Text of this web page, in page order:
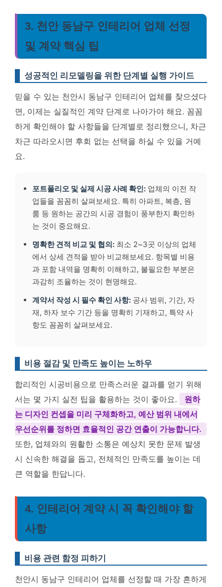
3. 천안 동남구 인테리어 업체 선정
및 계약 핵심 팁
성공적인 리모델링을 위한 단계별 실행 가이드
믿을 수 있는 천안시 동남구 인테리어 업체를 찾으셨다
면, 이제는 실질적인 계약 단계로 나아가야 해요. 꼼꼼
하게 확인해야 할 사항들을 단계별로 정리했으니, 차근
차근 따라오시면 후회 없는 선택을 하실 수 있을 거예
요.
포트폴리오 및 실제 시공 사례 확인: 업체의 이전 작
업들을 꼼꼼히 살펴보세요. 특히 아파트, 복층, 원
룸 등 원하는 공간의 시공 경험이 풍부한지 확인하
는 것이 중요해요.
명확한 견적 비교 및 협의: 최소 2~3곳 이상의 업체
에서 상세 견적을 받아 비교해보세요. 항목별 비용
과 포함 내역을 명확히 이해하고, 불필요한 부분은
과감히 조율하는 것이 현명해요.
계약서 작성 시 필수 확인 사항: 공사 범위, 기간, 자
재, 하자 보수 기간 등을 명확히 기재하고, 특약 사
항도 꼼꼼히 살펴보세요.
비용 절감 및 만족도 높이는 노하우
합리적인 시공비용으로 만족스러운 결과를 얻기 위해
서는 몇 가지 실전 팁을 활용하는 것이 좋아요.
원하
는 디자인 컨셉을 미리 구체화하고, 예산 범위 내에서
우선순위를 정하면 효율적인 공간 연출이 가능합니다.
또한, 업체와의 원활한 소통은 예상치 못한 문제 발생
시 신속한 해결을 돕고, 전체적인 만족도를 높이는 데
큰 역할을 한답니다.
4. 인테리어 계약 시 꼭 확인해야 할
사항
비용 관련 함정 피하기
천안시 동남구 인테리어 업체를 선정할 때 가장 흔하게